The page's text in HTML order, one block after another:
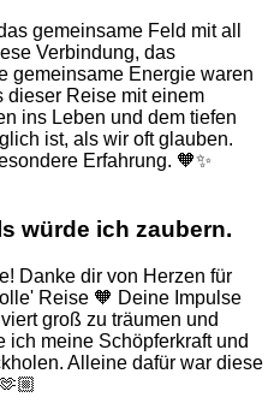
gemeinsame Feld mit all
Verbindung, das
gemeinsame Energie waren
dieser Reise mit einem
ins Leben und dem tiefen
ist, als wir oft glauben.
Erfahrung. 🧡✨
würde ich zaubern.
Danke dir von Herzen für
Reise 🧡 Deine Impulse
groß zu träumen und
meine Schöpferkraft und
Alleine dafür war diese